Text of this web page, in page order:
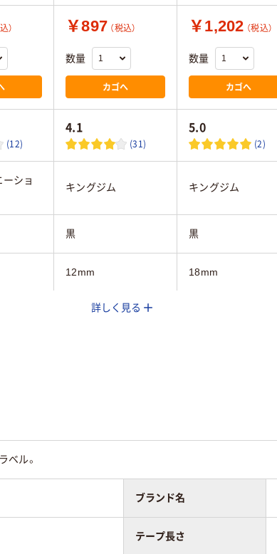
） ￥897 （税込）
数量
カゴへ
￥1,202 （税込）
数量
カゴへ
(12)
4.1
(31)
5.0
(2)
ショ
キングジム キングジム
黒 黒
12mm 18mm
詳しく見る
ベル。
ブランド名
テープ長さ